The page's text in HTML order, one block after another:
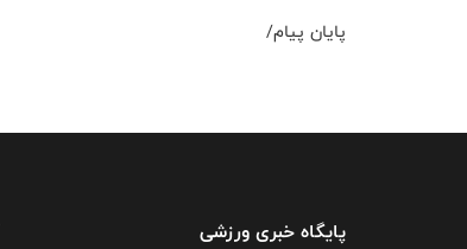
پایان پیام/
پایگاه خبری ورزشی